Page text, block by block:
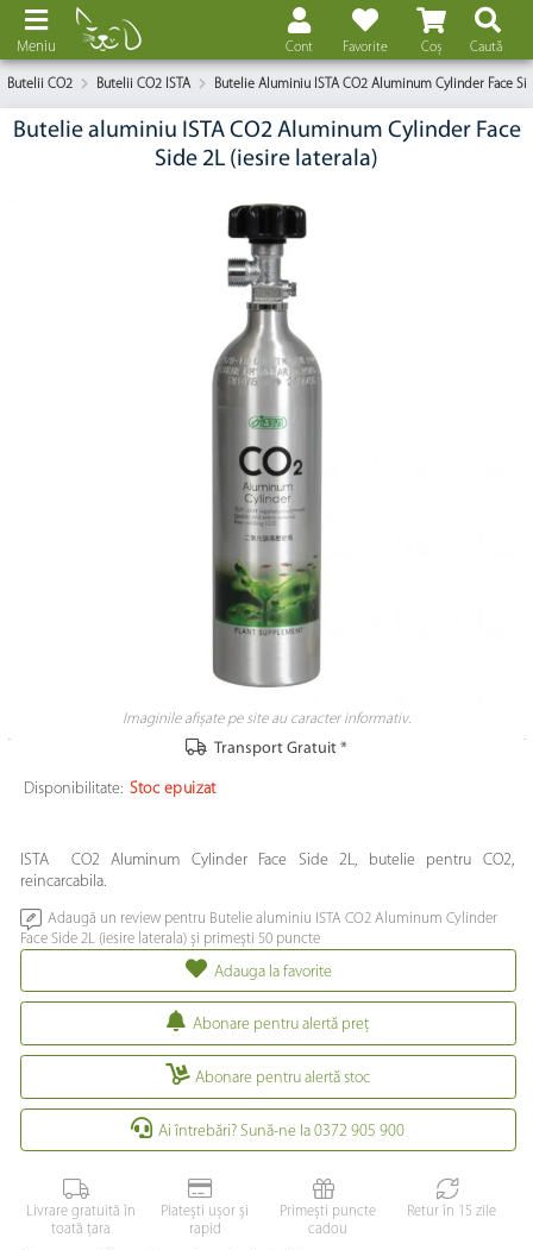
Coș
Favorite
Cont Caută
Meniu
Butelii CO2 Butelii CO2 ISTA Butelie Aluminiu ISTA CO2 Aluminum Cylinder Face
Butelie aluminiu ISTA CO2 Aluminum Cylinder Face
Side 2L (iesire laterala)
Imaginile afișate pe site au caracter informativ.
Transport Gratuit *
Disponibilitate: Stoc epuizat
ISTA CO2 Aluminum Cylinder Face Side 2L, butelie pentru CO2,
reincarcabila.
Adaugă un review pentru Butelie aluminiu ISTA CO2 Aluminum Cylinder
Face Side 2L (iesire laterala) și primești 50 puncte
Adauga la favorite
Abonare pentru alertă preţ
Abonare pentru alertă stoc
Ai întrebări? Sună-ne la 0372 905 900
Livrare gratuită în
toată țara
Platești ușor și
rapid
Primești puncte
cadou
Retur în 15 zile